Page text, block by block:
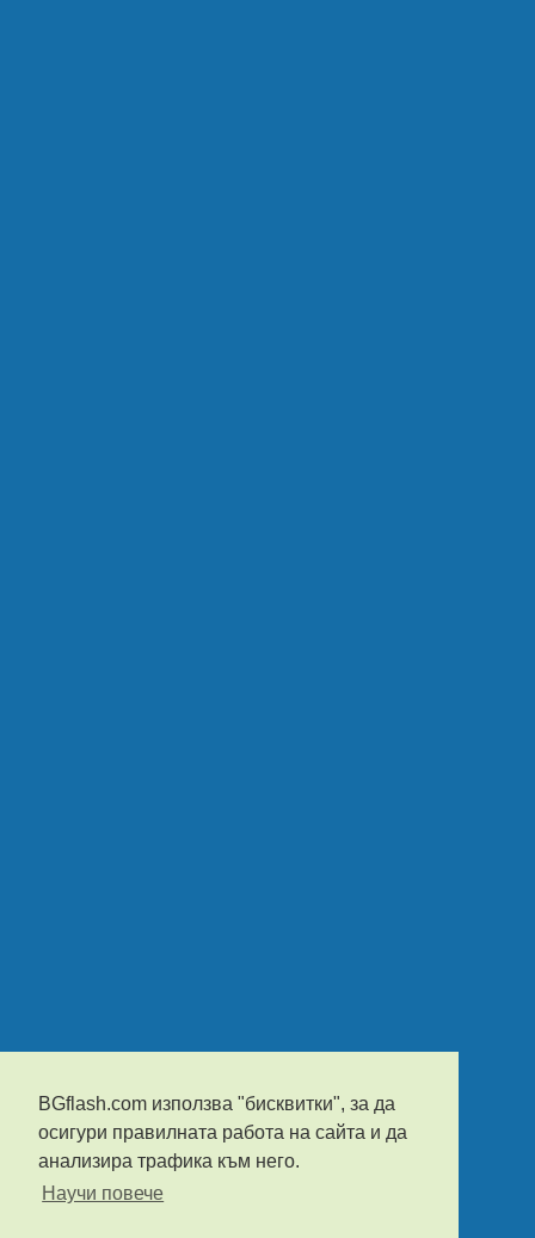
BGflash.com използва "бисквитки", за да
осигури правилната работа на сайта и да
анализира трафика към него.
Научи повече